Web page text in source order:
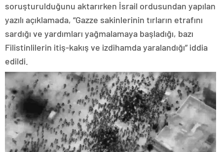
soruşturulduğunu aktarırken İsrail ordusundan yapılan
yazılı açıklamada, “Gazze sakinlerinin tırların etrafını
sardığı ve yardımları yağmalamaya başladığı, bazı
Filistinlilerin itiş-kakış ve izdihamda yaralandığı” iddia
edildi.